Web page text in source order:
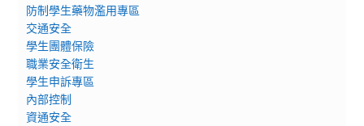
防制學生藥物濫用專區
交通安全
學生團體保險
職業安全衛生
學生申訴專區
內部控制
資通安全